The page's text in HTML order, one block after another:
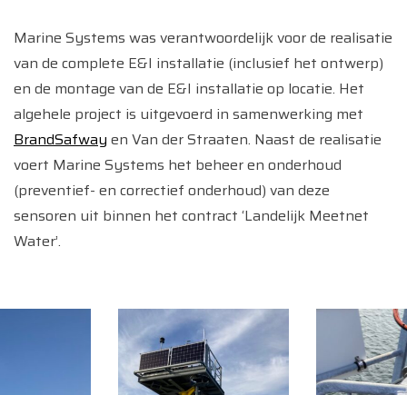
Marine Systems was verantwoordelijk voor de realisatie
van de complete E&I installatie (inclusief het ontwerp)
en de montage van de E&I installatie op locatie. Het
algehele project is uitgevoerd in samenwerking met
BrandSafway en Van der Straaten. Naast de realisatie
voert Marine Systems het beheer en onderhoud
(preventief- en correctief onderhoud) van deze
sensoren uit binnen het contract ‘Landelijk Meetnet
Water’.